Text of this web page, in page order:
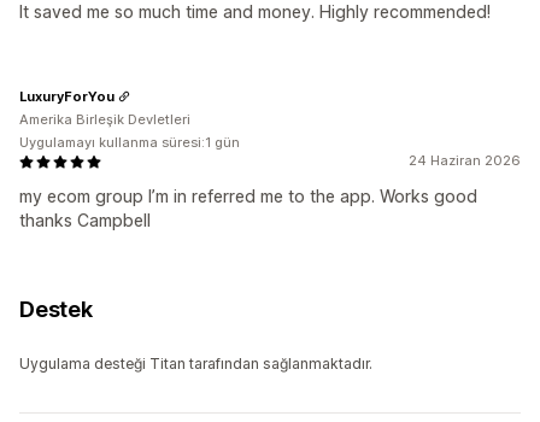
It saved me so much time and money. Highly recommended!
24 Haziran 2026
my ecom group I’m in referred me to the app. Works good
thanks Campbell
LuxuryForYou
Amerika Birleşik Devletleri
Uygulamayı kullanma süresi:1 gün
Destek
Uygulama desteği Titan tarafından sağlanmaktadır.